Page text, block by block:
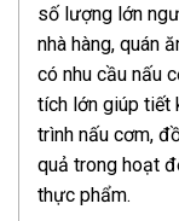
số lượng lớn
nhà hàng, quán
có nhu cầu nấu
tích lớn giúp tiết
trình nấu cơm,
quả trong hoạt
thực phẩm.